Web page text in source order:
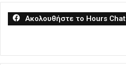
Ακολουθήστε το Hours Chat